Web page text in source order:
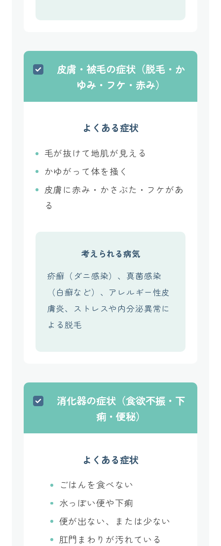
皮膚・被毛の症状（脱毛・か
ゆみ・フケ・赤み）
よくある症状
毛が抜けて地肌が見える
かゆがって体を掻く
皮膚に赤み・かさぶた・フケがあ
る
考えられる病気
疥癬（ダニ感染）、真菌感染
（白癬など）、アレルギー性皮
膚炎、ストレスや内分泌異常に
よる脱毛
消化器の症状（食欲不振・下
痢・便秘）
よくある症状
ごはんを食べない
水っぽい便や下痢
便が出ない、または少ない
肛門まわりが汚れている